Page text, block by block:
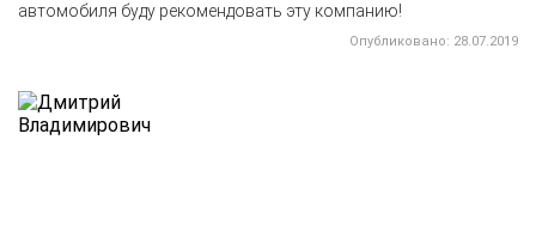
автомобиля буду рекомендовать эту компанию!
Опубликовано: 28.07.2019